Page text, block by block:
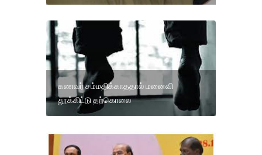
கணவர் சம்மதிக்காததால் மனைவி
தூக்கிட்டு தற்கொலை